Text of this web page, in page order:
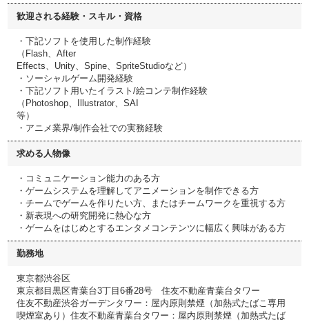
歓迎される経験・スキル・資格
・下記ソフトを使用した制作経験
（Flash、After
Effects、Unity、Spine、SpriteStudioなど）
・ソーシャルゲーム開発経験
・下記ソフト用いたイラスト/絵コンテ制作経験
（Photoshop、Illustrator、SAI
等）
・アニメ業界/制作会社での実務経験
求める人物像
・コミュニケーション能力のある方
・ゲームシステムを理解してアニメーションを制作できる方
・チームでゲームを作りたい方、またはチームワークを重視する方
・新表現への研究開発に熱心な方
・ゲームをはじめとするエンタメコンテンツに幅広く興味がある方
勤務地
東京都渋谷区
東京都目黒区青葉台3丁目6番28号 住友不動産青葉台タワー
住友不動産渋谷ガーデンタワー：屋内原則禁煙（加熱式たばこ専用
喫煙室あり）住友不動産青葉台タワー：屋内原則禁煙（加熱式たば